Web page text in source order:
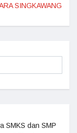
SINGKAWANG
SMKS dan SMP